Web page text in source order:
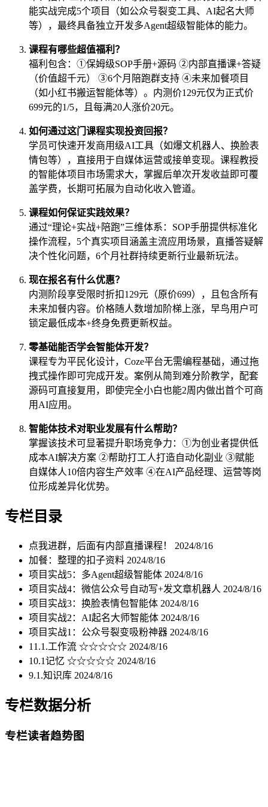
能实战完成5个项目（如公众号裂变工具、AI起名大师
等），最终具备独立开发多Agent超级智能体的能力。
课程有哪些超值福利？
福利包含：①保姆级SOP手册+源码 ②内部直播课+答疑
（价值超千元） ③6个月陪跑群支持 ④未来加餐项目
（如小红书搬运智能体等）。内测价129元仅为正式价
699元的1/5，且每满20人涨价20元。
如何通过这门课程实现投资回报？
学员可快速开发商用级AI工具（如爆文机器人、换脸表
情包等），直接用于自媒体运营或接单变现。课程教授
的智能体项目市场需求大，掌握后单次开发收益即可覆
盖学费，长期可拓展为自动化收入管道。
课程如何保证实践效果？
通过“理论+实战+陪跑”三维体系：SOP手册提供标准化
操作流程，5个真实项目涵盖主流应用场景，直播答疑解
决个性化问题，6个月社群持续更新行业最新玩法。
现在报名有什么优惠？
内测阶段享受限时折扣129元（原价699），且包含所有
未来加餐内容。价格随人数增加阶梯上涨，早鸟用户可
锁定最低成本+终身免费更新权益。
零基础能否学会智能体开发？
课程专为平民化设计，Coze平台无需编程基础，通过拖
拽式操作即可完成开发。案例从简到难分阶教学，配套
源码可直接复用，即使完全小白也能2周内做出首个可商
用AI应用。
智能体技术对职业发展有什么帮助？
掌握该技术可显著提升职场竞争力：①为创业者提供低
成本AI解决方案 ②帮助打工人打造自动化副业 ③赋能
自媒体人10倍内容生产效率 ④在AI产品经理、运营等岗
位形成差异化优势。
专栏目录
点我进群，后面有内部直播课程！ 2024/8/16
加餐：整理的扣子资料 2024/8/16
项目实战5：多Agent超级智能体 2024/8/16
项目实战4：微信公众号自动写+发文章机器人 2024/8/16
项目实战3：换脸表情包智能体 2024/8/16
项目实战2：AI起名大师智能体 2024/8/16
项目实战1：公众号裂变吸粉神器 2024/8/16
11.1.工作流 ☆☆☆☆☆ 2024/8/16
10.1记忆 ☆☆☆☆☆ 2024/8/16
9.1.知识库 2024/8/16
专栏数据分析
专栏读者趋势图